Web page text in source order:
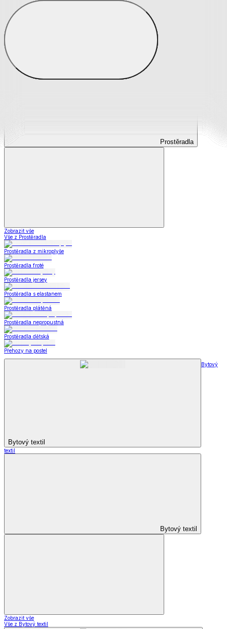
Prostěradla
Prostěradla
Zobrazit vše
Vše z Prostěradla
Prostěradla z mikroplyše
Prostěradla froté
Prostěradla jersey
Prostěradla s elastanem
Prostěradla plátěná
Prostěradla nepropustná
Prostěradla dětská
Přehozy na postel
Bytový textil
Bytový
textil
Bytový textil
Zobrazit vše
Vše z Bytový textil